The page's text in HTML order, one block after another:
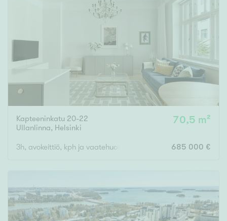
Kapteeninkatu 20-22
Ullanlinna, Helsinki
70,5 m²
3h, avokeittiö, kph ja vaatehuone 685 000 €